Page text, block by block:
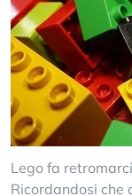
Lego fa
Ricordandosi che